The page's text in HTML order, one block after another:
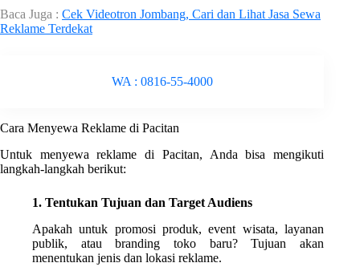
Baca Juga : Cek Videotron Jombang, Cari dan Lihat Jasa Sewa
Reklame Terdekat
WA : 0816-55-4000
Cara Menyewa Reklame di Pacitan
Untuk menyewa reklame di Pacitan, Anda bisa mengikuti
langkah-langkah berikut:
1. Tentukan Tujuan dan Target Audiens
Apakah untuk promosi produk, event wisata, layanan
publik, atau branding toko baru? Tujuan akan
menentukan jenis dan lokasi reklame.